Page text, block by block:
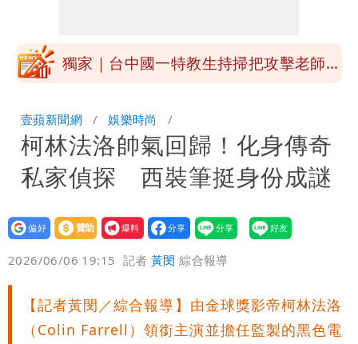
布 陸警可能相對低
獨家｜台中國一特教生持掃把攻擊老師
「終於能交代」 捐500萬獎學金延續愛
外送專法上路滿2週！Uber Eats曝外送
員收益變化
高希均辭世享耆壽90歲 畢生推動閱讀
與進步觀念
壹蘋新聞網 娛樂時尚
柯林法洛帥氣回歸！化身傳奇
私家偵探 西裝筆挺身份成謎
設為
贊助
我要
爆料
2026/06/06 19:15 記者黃閔 綜合報導
【記者黃閔／綜合報導】由金球獎影帝柯林法洛
（Colin Farrell）領銜主演並擔任監製的黑色電